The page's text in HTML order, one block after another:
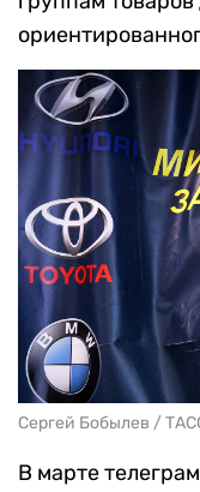
Сергей Бобылев /
В марте